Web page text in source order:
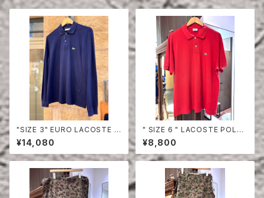
"SIZE 3" EURO LACOSTE P
OLO SHIRT LONG SLEEVE
¥14,080
" SIZE 6 " LACOSTE POLO
SHIRT RED
¥8,800